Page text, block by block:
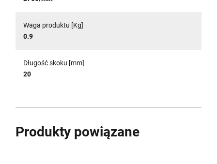
Waga produktu [Kg]
0.9
Długość skoku [mm]
20
Produkty powiązane